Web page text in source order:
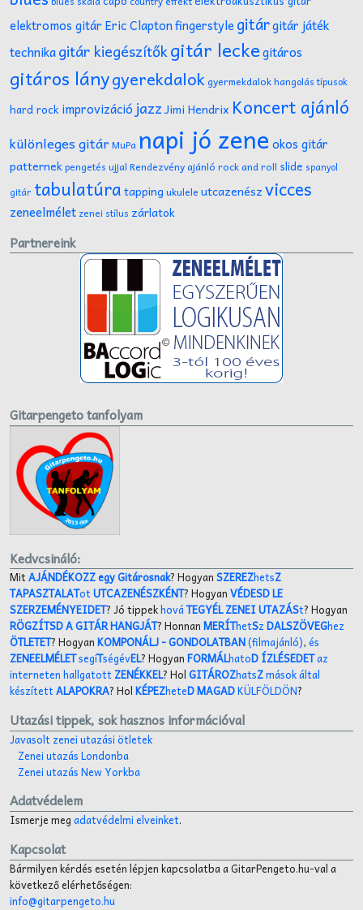
elektromos gitár Eric Claptonfingerstyle gitárgitár játék
technikagitár kiegészítőkgitár leckegitáros
gitáros lánygyerekdalokgyermekdalokhangolás típusok
hard rock improvizáció jazzJimi Hendrix Koncert ajánló
különleges gitár MuPa napi jó zene okos gitár
patternekpengetés ujjal Rendezvény ajánló rock and roll slide spanyol
gitár tabulatúratapping ukulele utcazenészvicces
zeneelmélet zenei stílus zárlatok
Partnereink
Gitarpengeto tanfolyam
Kedvcsináló:
MitAJÁNDÉKOZZ egy Gitárosnak? HogyanSZEREZhetsZ
TAPASZTALATotUTCAZENÉSZKÉNT? HogyanVÉDESD LE
SZERZEMÉNYEIDET? Jó tippekhováTEGYÉL ZENEI UTAZÁSt? Hogyan
RÖGZÍTSD A GITÁR HANGJÁT? HonnanMERÍThetSzDALSZÖVEGhez
ÖTLETET? HogyanKOMPONÁLJ- GONDOLATBAN(filmajánló),és
ZENEELMÉLETsegíTségévEL? HogyanFORMÁLhatoD ÍZLÉSEDETaz
interneten hallgatott ZENÉKKEL? HolGITÁROZhatsZmások által
készítettALAPOKRA? HolKÉPEZheteD MAGADKÜLFÖLDÖN?
Utazási tippek, sok hasznos információval
Javasolt zenei utazási ötletek
Zenei utazás Londonba
Zenei utazás New Yorkba
Adatvédelem
Ismerje megadatvédelmi elveinket.
Kapcsolat
Bármilyen kérdés esetén lépjen kapcsolatba a GitarPengeto.hu-val a
következő elérhetőségen:
info@gitarpengeto.hu